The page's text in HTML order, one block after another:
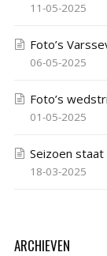
11-05-2025
Foto’s
06-05-2025
Foto’s
01-05-2025
Seizoen
18-03-2025
ARCHIEVEN